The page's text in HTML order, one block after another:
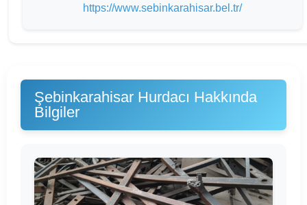
https://www.sebinkarahisar.bel.tr/
Şebinkarahisar Hurdacı Hakkında
Bilgiler